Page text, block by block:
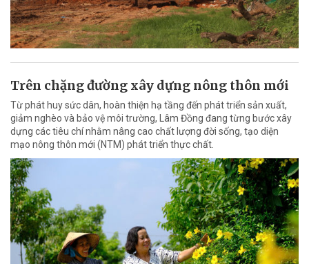
Trên chặng đường xây dựng nông thôn mới
Từ phát huy sức dân, hoàn thiện hạ tầng đến phát triển sản xuất,
giảm nghèo và bảo vệ môi trường, Lâm Đồng đang từng bước xây
dựng các tiêu chí nhằm nâng cao chất lượng đời sống, tạo diện
mạo nông thôn mới (NTM) phát triển thực chất.